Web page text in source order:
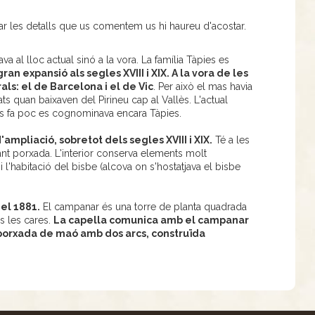
les detalls que us comentem us hi haureu d'acostar.
al lloc actual sinó a la vora. La família Tàpies es
expansió als segles XVIII i XIX. A la vora de les
el de Barcelona i el de Vic . Per això el mas havia
quan baixaven del Pirineu cap al Vallès. L'actual
poc es cognominava encara Tàpies.
sobretot dels segles XVIII i XIX. Té a les
porxada. L'interior conserva elements molt
l'habitació del bisbe (alcova on s'hostatjava el bisbe
1881. El campanar és una torre de planta quadrada
les cares.
La capella comunica amb el campanar
de maó amb dos arcs, construïda